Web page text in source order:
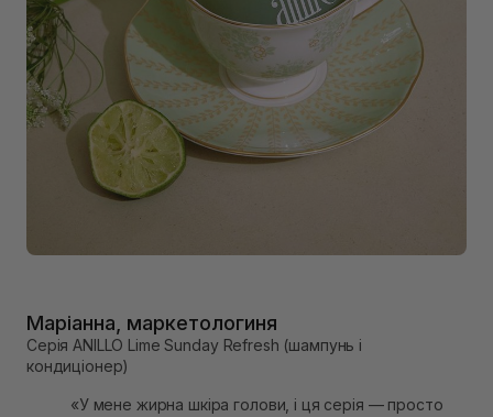
Маріанна, маркетологиня
Серія ANILLO Lime Sunday Refresh (шампунь і
кондиціонер)
«У мене жирна шкіра голови, і ця серія — просто